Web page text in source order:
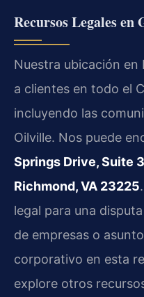
Recursos Legales
Nuestra ubicación
a clientes en todo el
incluyendo las
Oilville. Nos puede
Springs Drive, Suite
Richmond, VA 23225
legal para una
de empresas o
corporativo en esta
explore otros